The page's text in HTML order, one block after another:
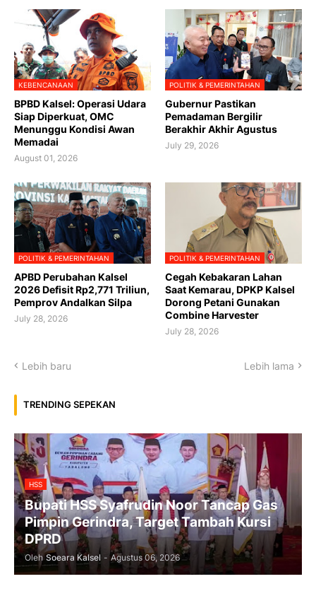
KEBENCANAAN
BPBD Kalsel: Operasi Udara
Siap Diperkuat, OMC
Menunggu Kondisi Awan
Memadai
August 01, 2026
POLITIK & PEMERINTAHAN
Gubernur Pastikan
Pemadaman Bergilir
Berakhir Akhir Agustus
July 29, 2026
POLITIK & PEMERINTAHAN
APBD Perubahan Kalsel
2026 Defisit Rp2,771 Triliun,
Pemprov Andalkan Silpa
July 28, 2026
POLITIK & PEMERINTAHAN
Cegah Kebakaran Lahan
Saat Kemarau, DPKP Kalsel
Dorong Petani Gunakan
Combine Harvester
July 28, 2026
Lebih baru Lebih lama
TRENDING SEPEKAN
HSS
Bupati HSS Syafrudin Noor Tancap Gas
Pimpin Gerindra, Target Tambah Kursi
DPRD
Oleh Soeara Kalsel - Agustus 06, 2026